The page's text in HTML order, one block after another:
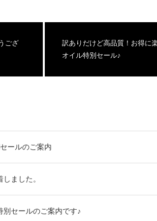
ござ
訳ありだけど高品質！お得に
オイル特別セール♪
ールのご案内
ました。
別セールのご案内です♪